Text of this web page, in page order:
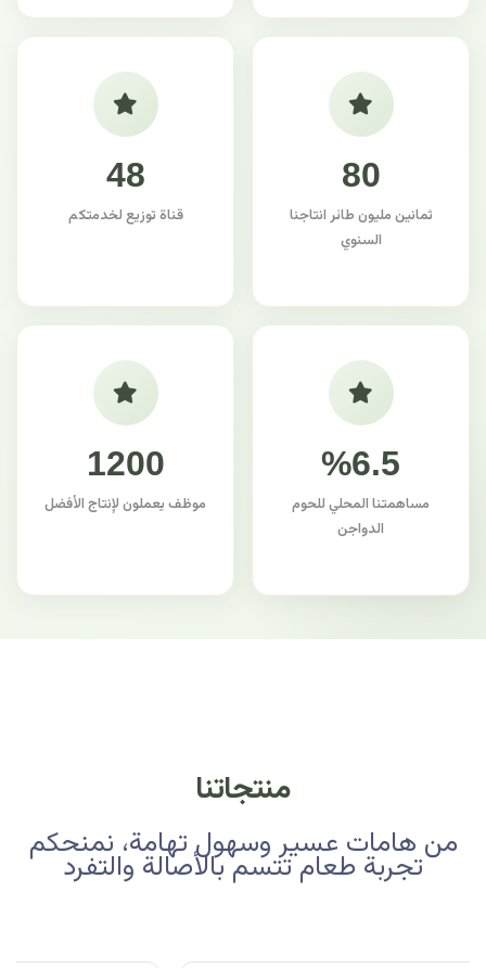
80
ثمانين مليون طائر انتاجنا
السنوي
48
قناة توزيع لخدمتكم
%6.5
مساهمتنا المحلي للحوم
الدواجن
1200
موظف يعملون لإنتاج الأفضل
منتجاتنا
من هامات عسير وسهول تهامة، نمنحكم
تجربة طعام تتسم بالأصالة والتفرد